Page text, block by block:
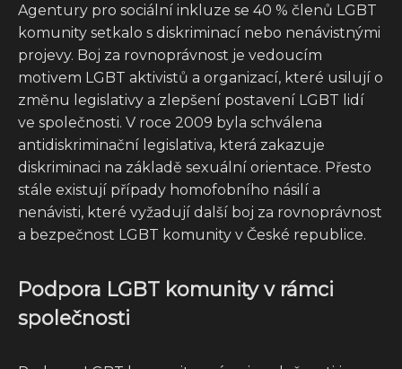
Agentury pro sociální inkluze se 40 % členů LGBT
komunity setkalo s diskriminací nebo nenávistnými
projevy. Boj za rovnoprávnost je vedoucím
motivem LGBT aktivistů a organizací, které usilují o
změnu legislativy a zlepšení postavení LGBT lidí
ve společnosti. V roce 2009 byla schválena
antidiskriminační legislativa, která zakazuje
diskriminaci na základě sexuální orientace. Přesto
stále existují případy homofobního násilí a
nenávisti, které vyžadují další boj za rovnoprávnost
a bezpečnost LGBT komunity v České republice.
Podpora LGBT komunity v rámci
společnosti